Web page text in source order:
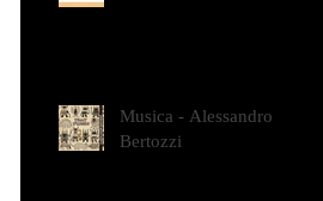
Musica - Alessandro
Bertozzi